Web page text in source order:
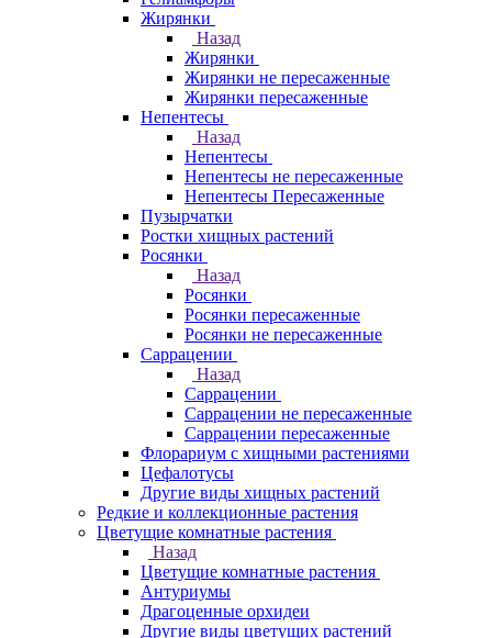
Жирянки
Назад
Жирянки
Жирянки не пересаженные
Жирянки пересаженные
Непентесы
Назад
Непентесы
Непентесы не пересаженные
Непентесы Пересаженные
Пузырчатки
Ростки хищных растений
Росянки
Назад
Росянки
Росянки пересаженные
Росянки не пересаженные
Саррацении
Назад
Саррацении
Саррацении не пересаженные
Саррацении пересаженные
Флорариум с хищными растениями
Цефалотусы
Другие виды хищных растений
Редкие и коллекционные растения
Цветущие комнатные растения
Назад
Цветущие комнатные растения
Антуриумы
Драгоценные орхидеи
Другие виды цветущих растений